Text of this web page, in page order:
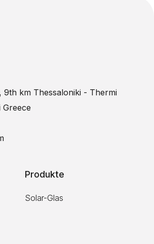
9th km Thessaloniki - Thermi
Greece
Produkte
Solar-Glas